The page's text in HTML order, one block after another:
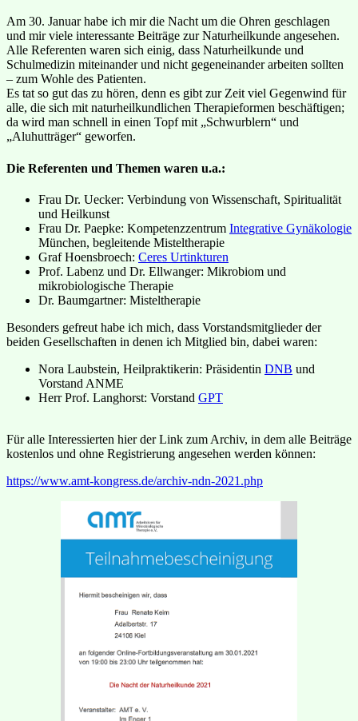
Am 30. Januar habe ich mir die Nacht um die Ohren geschlagen
und mir viele interessante Beiträge zur Naturheilkunde angesehen.
Alle Referenten waren sich einig, dass Naturheilkunde und
Schulmedizin miteinander und nicht gegeneinander arbeiten sollten
– zum Wohle des Patienten.
Es tat so gut das zu hören, denn es gibt zur Zeit viel Gegenwind für
alle, die sich mit naturheilkundlichen Therapieformen beschäftigen;
da wird man schnell in einen Topf mit „Schwurblern“ und
„Aluhutträger“ geworfen.
Die Referenten und Themen waren u.a.:
Frau Dr. Uecker: Verbindung von Wissenschaft, Spiritualität
und Heilkunst
Frau Dr. Paepke: Kompetenzzentrum Integrative Gynäkologie
München, begleitende Misteltherapie
Graf Hoensbroech: Ceres Urtinkturen
Prof. Labenz und Dr. Ellwanger: Mikrobiom und
mikrobiologische Therapie
Dr. Baumgartner: Misteltherapie
Besonders gefreut habe ich mich, dass Vorstandsmitglieder der
beiden Gesellschaften in denen ich Mitglied bin, dabei waren:
Nora Laubstein, Heilpraktikerin: Präsidentin DNB und
Vorstand ANME
Herr Prof. Langhorst: Vorstand GPT
Für alle Interessierten hier der Link zum Archiv, in dem alle Beiträge
kostenlos und ohne Registrierung angesehen werden können:
https://www.amt-kongress.de/archiv-ndn-2021.php